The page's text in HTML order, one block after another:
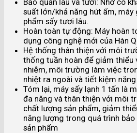
suất lớn/khả năng hút ẩm, máy
phẩm sấy tươi lâu.
Hoàn toàn tự động: Máy hoàn
dụng công nghệ mới của Hàn
Hệ thống thân thiện với môi
thống tuần hoàn để giảm thiểu
nhiễm, môi trường làm việc
nhiệt ra ngoài và tiết kiệm
Tóm lại, máy sấy lạnh 1 tấn là
đa năng và thân thiện với môi
chất lượng sản phẩm, giảm
năng lượng trong quá trình bảo
sản phẩm